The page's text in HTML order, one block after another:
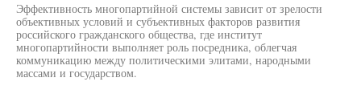
Эффективность многопартийной системы зависит от зрелости
объективных условий и субъективных факторов развития
российского гражданского общества, где институт
многопартийности выполняет роль посредника, облегчая
коммуникацию между политическими элитами, народными
массами и государством.